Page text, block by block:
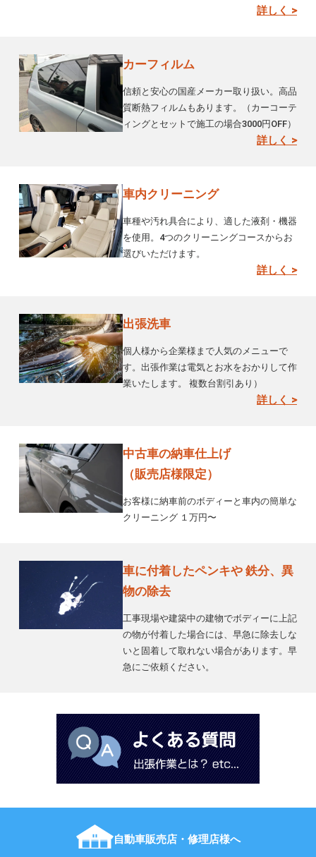
詳しく >
カーフィルム
信頼と安心の国産メーカー取り扱い。高品
質断熱フィルムもあります。（カーコーテ
ィングとセットで施工の場合3000円OFF）
詳しく >
車内クリーニング
車種や汚れ具合により、適した液剤・機器
を使用。4つのクリーニングコースからお
選びいただけます。
詳しく >
出張洗車
個人様から企業様まで人気のメニューで
す。出張作業は電気とお水をおかりして作
業いたします。 複数台割引あり）
詳しく >
中古車の納車仕上げ
（販売店様限定）
お客様に納車前のボディーと車内の簡単な
クリーニング １万円〜
車に付着したペンキや 鉄分、異
物の除去
工事現場や建築中の建物でボディーに上記
の物が付着した場合には、早急に除去しな
いと固着して取れない場合があります。早
急にご依頼ください。
自動車販売店・修理店様へ